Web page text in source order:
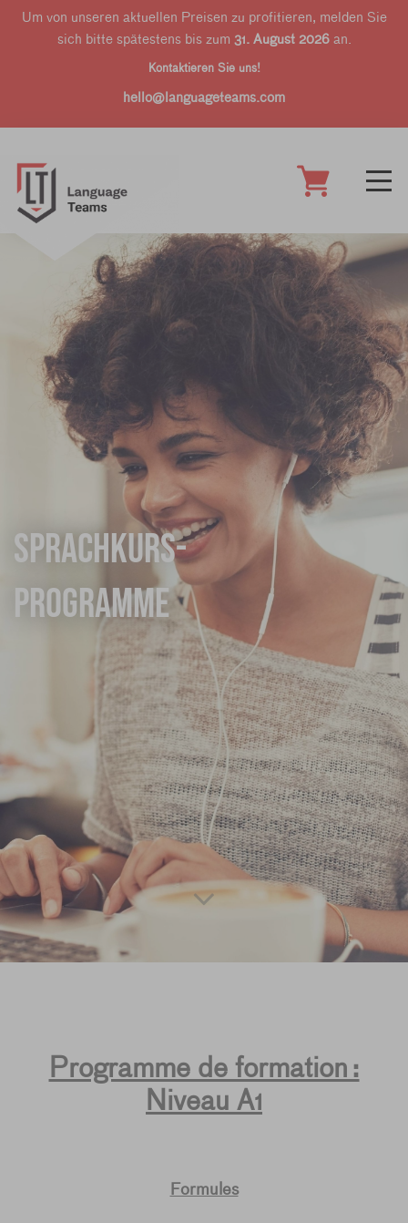
Um von unseren aktuellen Preisen zu profitieren, melden Sie
sich bitte spätestens bis zum 31. August 2026an.
Kontaktieren Sie uns!
hello@languageteams.com
Sprachkurs-
Programme
Programme de formation :
Niveau A1
Formules